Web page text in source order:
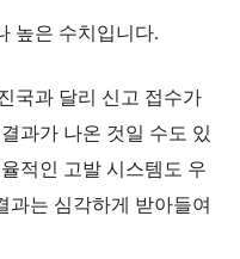
높은 수치입니다.
국과 달리 신고 접수가
과가 나온 것일 수도 있
적인 고발 시스템도 우
과는 심각하게 받아들여